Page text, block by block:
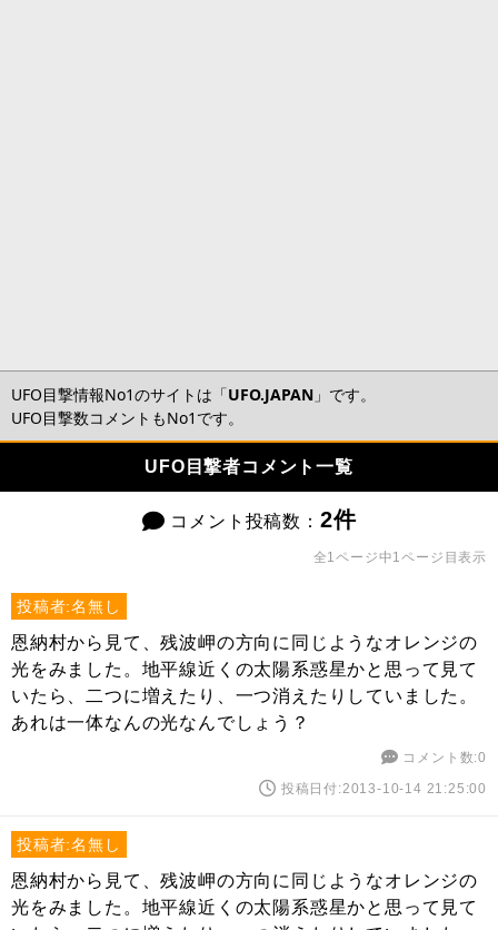
UFO目撃情報No1のサイトは「UFO.JAPAN 」です。
UFO目撃数コメントもNo1です。
UFO目撃者コメント一覧
コメント投稿数： 2件
全1ページ中1ページ目表示
投稿者:名無し
恩納村から見て、残波岬の方向に同じようなオレンジの
光をみました。地平線近くの太陽系惑星かと思って見て
いたら、二つに増えたり、一つ消えたりしていました。
あれは一体なんの光なんでしょう？
コメント数:0
投稿日付:2013-10-14 21:25:00
投稿者:名無し
恩納村から見て、残波岬の方向に同じようなオレンジの
光をみました。地平線近くの太陽系惑星かと思って見て